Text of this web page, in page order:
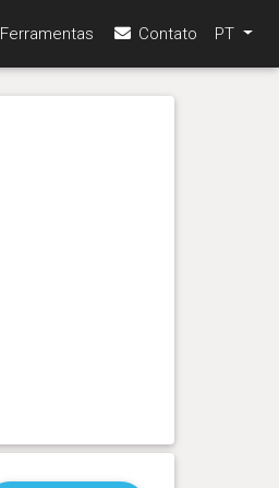
Ferramentas Contato PT